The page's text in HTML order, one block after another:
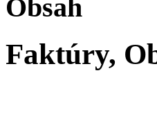
Obsah
Faktúry,